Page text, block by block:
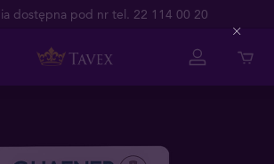
dostępna pod nr tel. 22 114 00 20
Close